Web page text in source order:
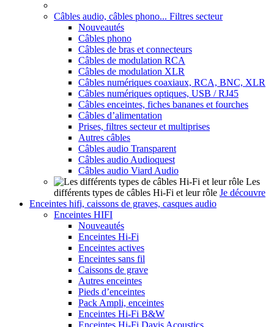
Câbles audio, câbles phono... Filtres secteur
Nouveautés
Câbles phono
Câbles de bras et connecteurs
Câbles de modulation RCA
Câbles de modulation XLR
Câbles numériques coaxiaux, RCA, BNC, XLR
Câbles numériques optiques, USB / RJ45
Câbles enceintes, fiches bananes et fourches
Câbles d’alimentation
Prises, filtres secteur et multiprises
Autres câbles
Câbles audio Transparent
Câbles audio Audioquest
Câbles audio Viard Audio
Les
différents types de câbles Hi-Fi et leur rôle Je découvre
Enceintes hifi, caissons de graves, casques audio
Enceintes HIFI
Nouveautés
Enceintes Hi-Fi
Enceintes actives
Enceintes sans fil
Caissons de grave
Autres enceintes
Pieds d’enceintes
Pack Ampli, enceintes
Enceintes Hi-Fi B&W
Enceintes Hi-Fi Davis Acoustics